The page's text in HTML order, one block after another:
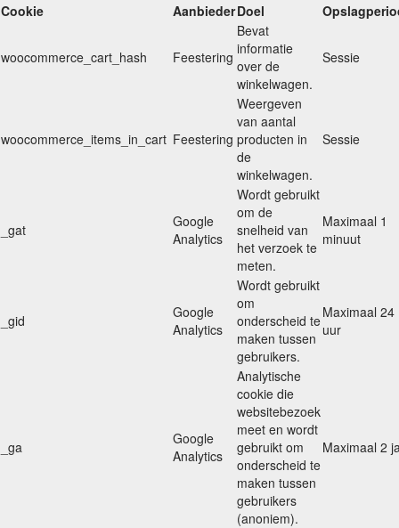
Cookie AanbiederDoel
woocommerce_cart_hash Feestering
Bevat
informatie
over de
winkelwagen.
Sessie
woocommerce_items_in_cart Feestering
Weergeven
van aantal
producten in
de
winkelwagen.
Sessie
_gat
Google
Analytics
Wordt gebruikt
om de
snelheid van
het verzoek te
meten.
Maximaal 1
minuut
_gid
Google
Analytics
Wordt gebruikt
om
onderscheid te
maken tussen
gebruikers.
Maximaal 24
uur
_ga
Google
Analytics
Analytische
cookie die
websitebezoek
meet en wordt
gebruikt om
onderscheid te
maken tussen
gebruikers
(anoniem).
Maximaal 2